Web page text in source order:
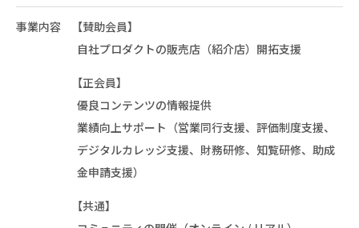
事業内容
【賛助会員】
自社プロダクトの販売店（紹介店）開拓支援
【正会員】
優良コンテンツの情報提供
業績向上サポート（営業同行支援、評価制度支援、
デジタルカレッジ支援、財務研修、知覧研修、助成
金申請支援）
【共通】